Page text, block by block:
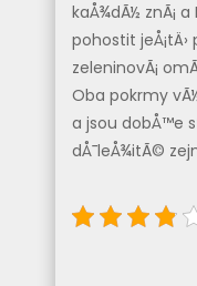
kaÅ¾dÃ½ znÃ¡
pohostit
zeleninovÃ¡
Oba pokrmy
a jsou dobÅ™e
dÅ¯leÅ¾itÃ©